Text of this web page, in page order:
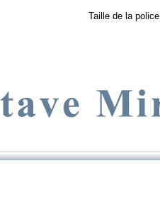
Taille de la police